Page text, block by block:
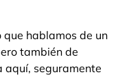
hablamos de un
también de
aquí, seguramente